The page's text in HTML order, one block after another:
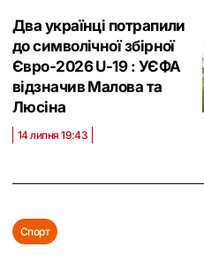
Два українці потрапили
до символічної збірної
Євро-2026 U-19 : УЄФА
відзначив Малова та
Люсіна
14 липня 19:43
Спорт